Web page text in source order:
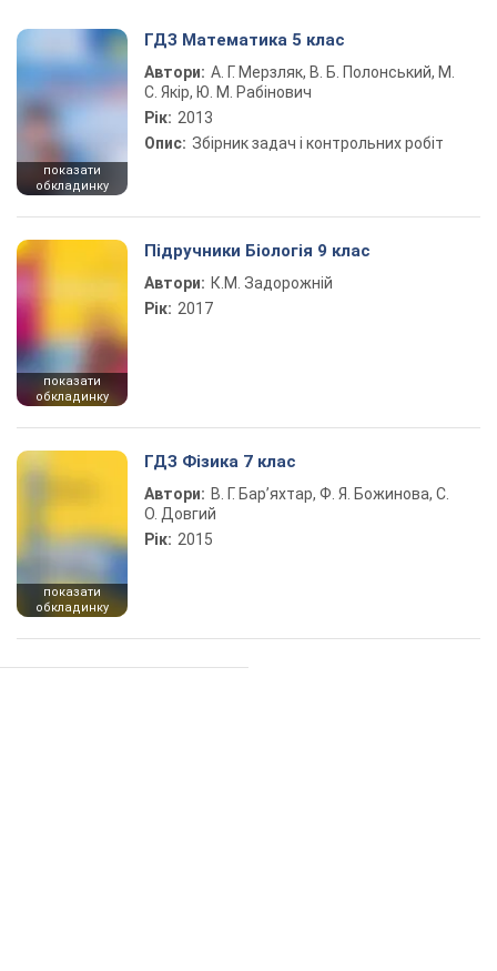
показати
обкладинку
ГДЗ Математика 5 клас
Автори: А. Г. Мерзляк, В. Б. Полонський, М.
С. Якір, Ю. М. Рабінович
Рік: 2013
Опис: Збірник задач і контрольних робіт
показати
обкладинку
Підручники Біологія 9 клас
Автори: К.М. Задорожній
Рік: 2017
показати
обкладинку
ГДЗ Фізика 7 клас
Автори: В. Г. Бар’яхтар, Ф. Я. Божинова, С.
О. Довгий
Рік: 2015